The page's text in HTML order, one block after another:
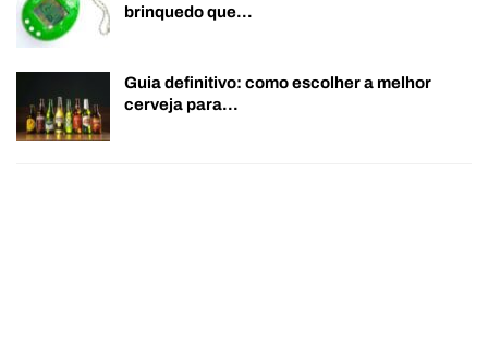
brinquedo que…
Guia definitivo: como escolher a melhor
cerveja para…